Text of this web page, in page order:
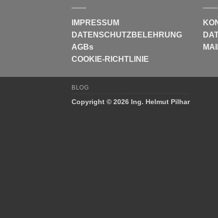
IMPRESSUM
DATENSCHUTZBELEHRUNG
AGBs
COOKIE-RICHTLINIE
BLOG
Copyright © 2026 Ing. Helmut Pilhar